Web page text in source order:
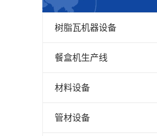
树脂瓦机器设备
餐盒机生产线
材料设备
管材设备